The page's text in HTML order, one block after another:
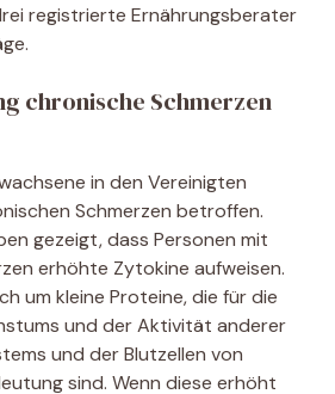
registrierte Ernährungsberater
chronische Schmerzen
in den Vereinigten
Schmerzen betroffen.
gezeigt, dass Personen mit
erhöhte Zytokine aufweisen.
um kleine Proteine, die für die
und der Aktivität anderer
und der Blutzellen von
sind. Wenn diese erhöht